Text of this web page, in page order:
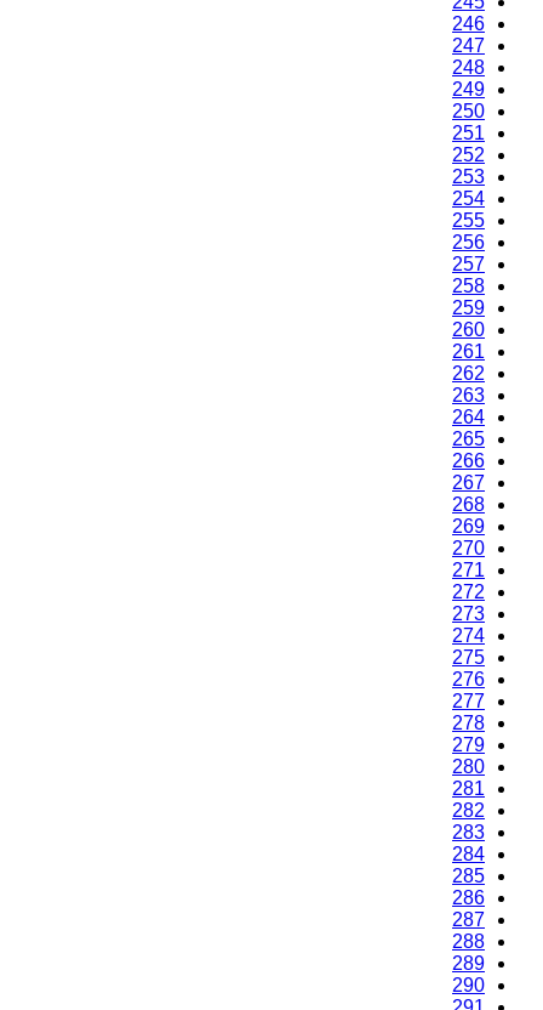
246
247
248
249
250
251
252
253
254
255
256
257
258
259
260
261
262
263
264
265
266
267
268
269
270
271
272
273
274
275
276
277
278
279
280
281
282
283
284
285
286
287
288
289
290